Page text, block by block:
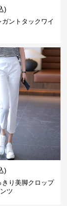
)
ントタックワイ
)
きり美脚クロップ
ツ